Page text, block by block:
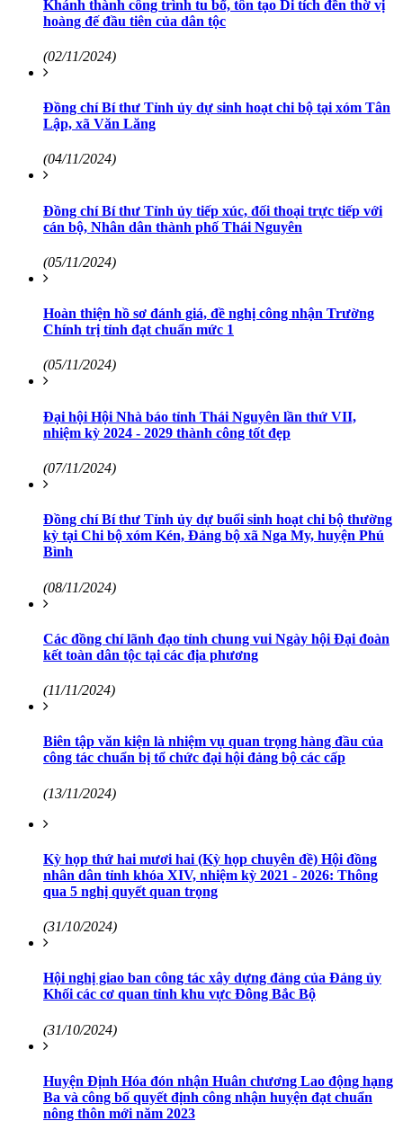
Khánh thành công trình tu bổ, tôn tạo Di tích đền thờ vị
hoàng đế đầu tiên của dân tộc
(02/11/2024)
Đồng chí Bí thư Tỉnh ủy dự sinh hoạt chi bộ tại xóm Tân
Lập, xã Văn Lăng
(04/11/2024)
Đồng chí Bí thư Tỉnh ủy tiếp xúc, đối thoại trực tiếp với
cán bộ, Nhân dân thành phố Thái Nguyên
(05/11/2024)
Hoàn thiện hồ sơ đánh giá, đề nghị công nhận Trường
Chính trị tỉnh đạt chuẩn mức 1
(05/11/2024)
Đại hội Hội Nhà báo tỉnh Thái Nguyên lần thứ VII,
nhiệm kỳ 2024 - 2029 thành công tốt đẹp
(07/11/2024)
Đồng chí Bí thư Tỉnh ủy dự buổi sinh hoạt chi bộ thường
kỳ tại Chi bộ xóm Kén, Đảng bộ xã Nga My, huyện Phú
Bình
(08/11/2024)
Các đồng chí lãnh đạo tỉnh chung vui Ngày hội Đại đoàn
kết toàn dân tộc tại các địa phương
(11/11/2024)
Biên tập văn kiện là nhiệm vụ quan trọng hàng đầu của
công tác chuẩn bị tổ chức đại hội đảng bộ các cấp
(13/11/2024)
Kỳ họp thứ hai mươi hai (Kỳ họp chuyên đề) Hội đồng
nhân dân tỉnh khóa XIV, nhiệm kỳ 2021 - 2026: Thông
qua 5 nghị quyết quan trọng
(31/10/2024)
Hội nghị giao ban công tác xây dựng đảng của Đảng ủy
Khối các cơ quan tỉnh khu vực Đông Bắc Bộ
(31/10/2024)
Huyện Định Hóa đón nhận Huân chương Lao động hạng
Ba và công bố quyết định công nhận huyện đạt chuẩn
nông thôn mới năm 2023